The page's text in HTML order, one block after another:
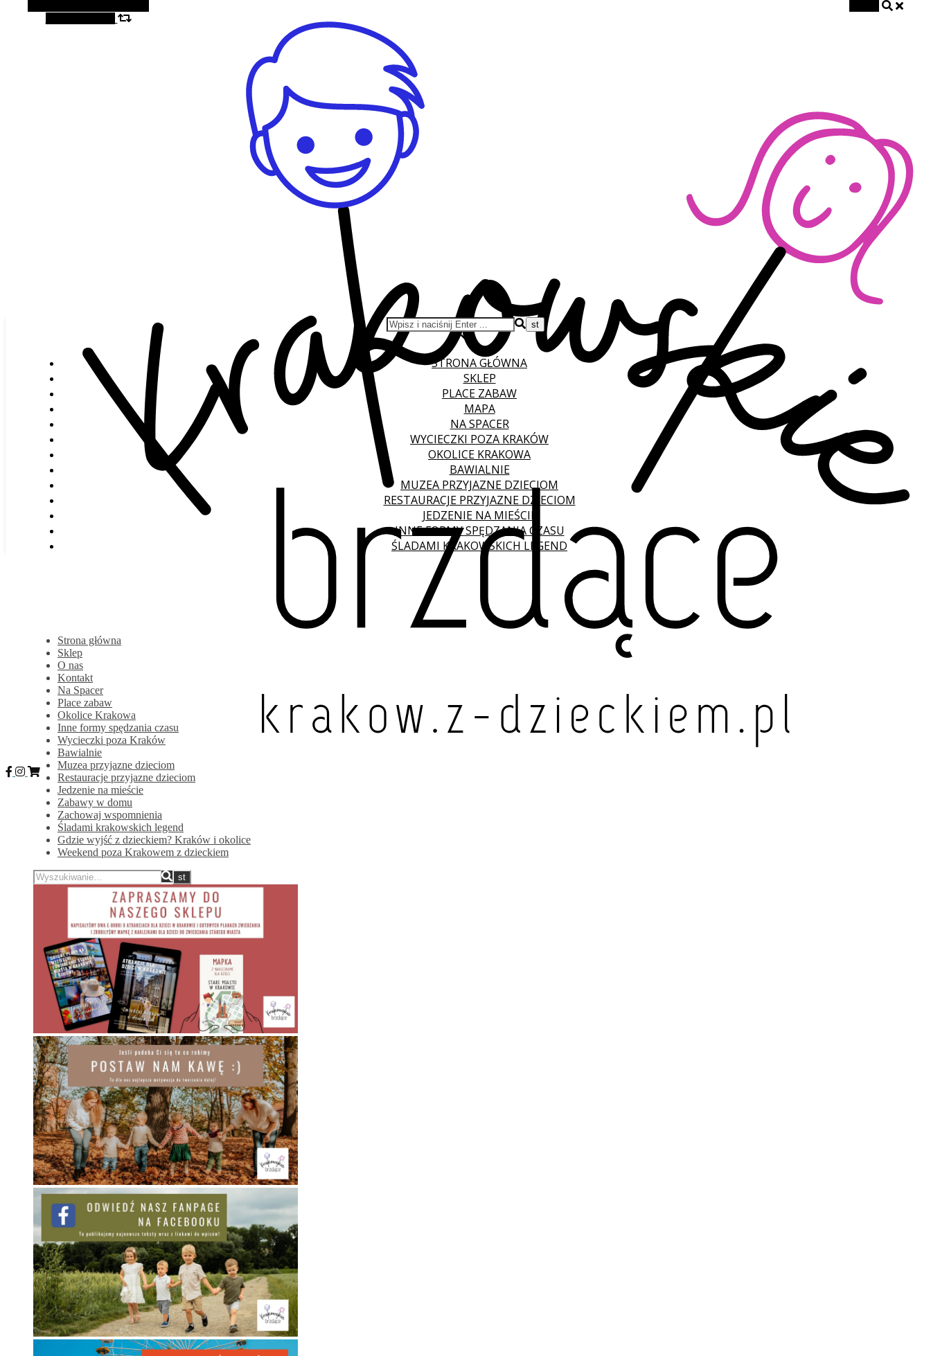
STRONA GŁÓWNA
SKLEP
PLACE ZABAW
MAPA
NA SPACER
WYCIECZKI POZA KRAKÓW
OKOLICE KRAKOWA
BAWIALNIE
MUZEA PRZYJAZNE DZIECIOM
RESTAURACJE PRZYJAZNE DZIECIOM
JEDZENIE NA MIEŚCIE
INNE FORMY SPĘDZANIA CZASU
ŚLADAMI KRAKOWSKICH LEGEND
Strona główna
Sklep
O nas
Kontakt
Na Spacer
Place zabaw
Okolice Krakowa
Inne formy spędzania czasu
Wycieczki poza Kraków
Bawialnie
Muzea przyjazne dzieciom
Restauracje przyjazne dzieciom
Jedzenie na mieście
Zabawy w domu
Zachowaj wspomnienia
Śladami krakowskich legend
Gdzie wyjść z dzieckiem? Kraków i okolice
Weekend poza Krakowem z dzieckiem